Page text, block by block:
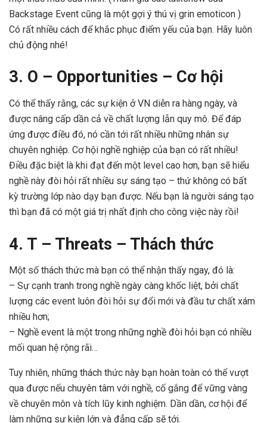
Backstage Event cũng là một gợi ý thú vị grin emoticon )
Có rất nhiều cách để khắc phục điểm yếu của bạn. Hãy luôn
chủ động nhé!
3. O – Opportunities – Cơ hội
Có thể thấy rằng, các sự kiện ở VN diễn ra hàng ngày, và
được nâng cấp dần cả về chất lượng lẫn quy mô. Để đáp
ứng được điều đó, nó cần tới rất nhiều những nhân sự
chuyên nghiệp. Cơ hội nghề nghiệp của bạn có rất nhiều!
Điều đặc biệt là khi đạt đến một level cao hơn, bạn sẽ hiểu
nghề này đòi hỏi rất nhiều sự sáng tạo – thứ không có bất
kỳ trường lớp nào dạy bạn được. Nếu bạn là người sáng tạo
thì bạn đã có một giá trị nhất định cho công việc này rồi!
4. T – Threats – Thách thức
Một số thách thức mà bạn có thể nhận thấy ngay, đó là:
– Sự cạnh tranh trong nghề ngày càng khốc liệt, bởi chất
lượng các event luôn đòi hỏi sự đổi mới và đầu tư chất xám
nhiều hơn;
– Nghề event là một trong những nghề đòi hỏi bạn có nhiều
mối quan hệ rộng rãi…
Tuy nhiên, những thách thức này bạn hoàn toàn có thể vượt
qua được nếu chuyên tâm với nghề, cố gắng để vững vàng
về chuyên môn và tích lũy kinh nghiệm. Dần dần, cơ hội để
làm những sự kiện lớn và đẳng cấp sẽ tới.